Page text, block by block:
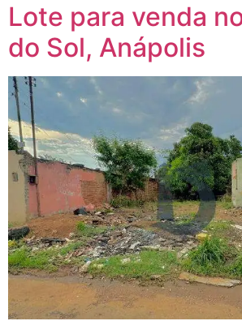
Lote para venda
do Sol, Anápolis